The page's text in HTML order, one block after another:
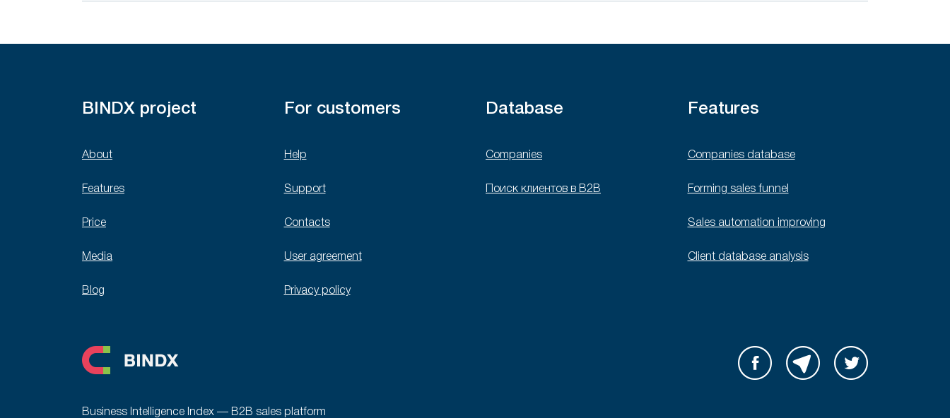
BINDX project
About
Features
Price
Media
Blog
For customers
Help
Support
Contacts
User agreement
Privacy policy
Database
Companies
Поиск клиентов в B2B
Features
Companies database
Forming sales funnel
Sales automation improving
Client database analysis
Business Intelligence Index — B2B sales platform